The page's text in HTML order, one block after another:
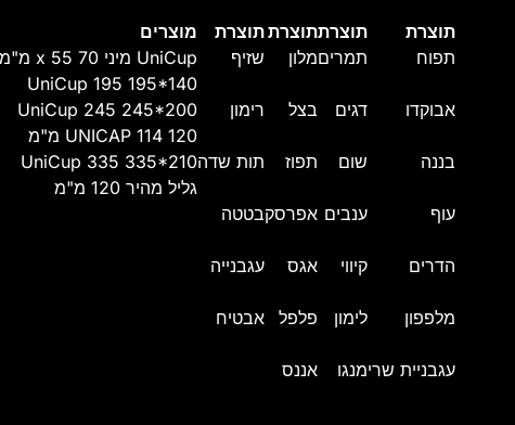
תוצרת
תפוח
אבוקדו
בננה
עוף
הדרים
מלפפון
עגבניית שרי
תוצרת
תמרים
דגים
שום
ענבים
קיווי
לימון
מנגו
תוצרת
מלון
בצל
תפוז
אפרסק
אגס
פלפל
אננס
תוצרת
שזיף
רימון
תות שדה
בטטה
עגבנייה
אבטיח
מוצרים
UniCup מיני 70 x 55 מ"מ
UniCup 195 195*140
UniCup 245 245*200
UNICAP 114 120 מ"מ
UniCup 335 335*210
גליל מהיר 120 מ"מ